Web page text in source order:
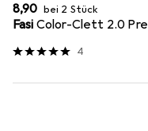
EUR
8,90 bei 2 Stück
Fasi Color-Clett 2.0
4